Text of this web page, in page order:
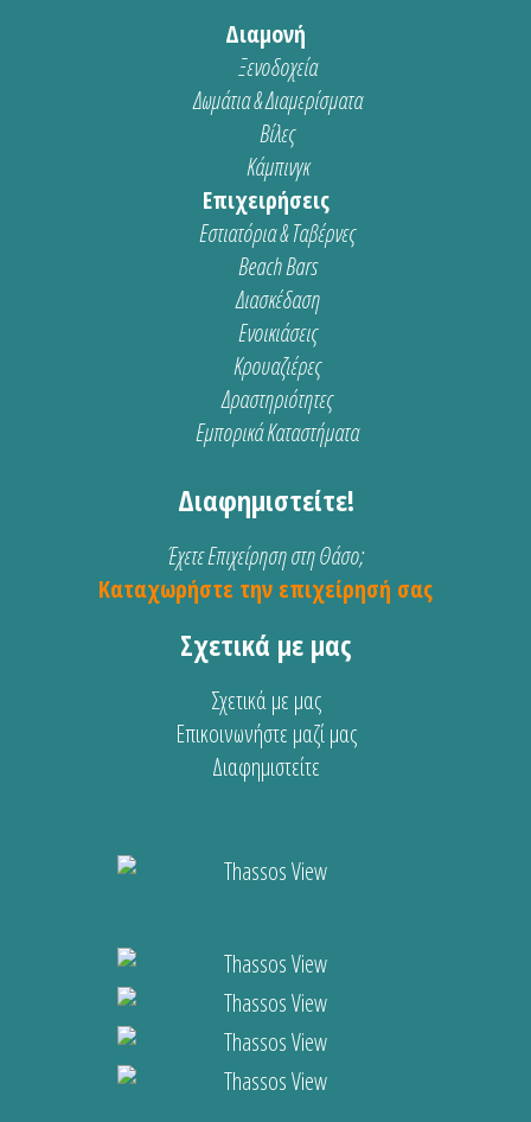
Διαμονή
Ξενοδοχεία
Δωμάτια & Διαμερίσματα
Βίλες
Κάμπινγκ
Επιχειρήσεις
Εστιατόρια & Ταβέρνες
Beach Bars
Διασκέδαση
Ενοικιάσεις
Κρουαζιέρες
Δραστηριότητες
Εμπορικά Καταστήματα
Διαφημιστείτε!
Έχετε Επιχείρηση στη Θάσο;
Καταχωρήστε την επιχείρησή σας
Σχετικά με μας
Σχετικά με μας
Επικοινωνήστε μαζί μας
Διαφημιστείτε